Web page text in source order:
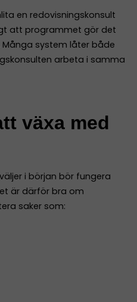
en redovisningskonsult
att programmet gör det
system låter både
arbeta i samma
växa med
i början bör fungera
är därför bra om
saker som: